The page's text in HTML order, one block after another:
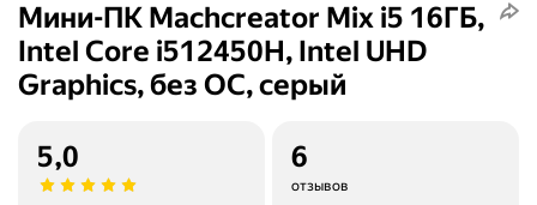
Мини-ПК Machcreator Mix i5 16ГБ,
Intel Core i512450H, Intel UHD
Graphics, без ОС, серый
5,0 6
отзывов